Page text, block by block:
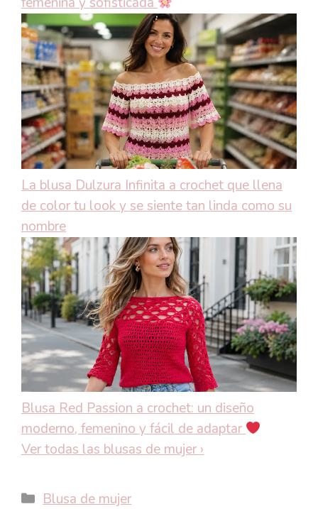
La blusa Dulzura Infinita a crochet que llena
de color tu look y se siente tan linda como su
nombre
Blusa Red Passion a crochet: un diseño
moderno, femenino y fácil de adaptar
Ver todas las blusas de mujer ›
Categorías
Blusa de mujer